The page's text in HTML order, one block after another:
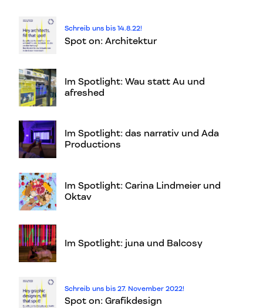
Schreib uns bis 14.8.22!
Spot on: Architektur
Im Spotlight: Wau statt Au und
afreshed
Im Spotlight: das narrativ und Ada
Productions
Im Spotlight: Carina Lindmeier und
Oktav
Im Spotlight: juna und Balcosy
Schreib uns bis 27. November 2022!
Spot on: Grafikdesign